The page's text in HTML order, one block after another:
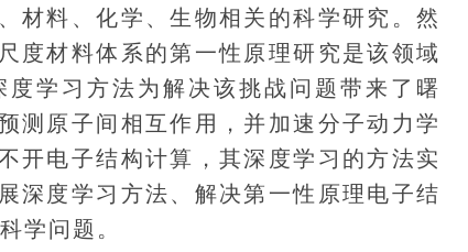
料、化学、生物相关的科学研究。然
度材料体系的第一性原理研究是该领域
学习方法为解决该挑战问题带来了曙
测原子间相互作用，并加速分子动力学
开电子结构计算，其深度学习的方法实
深度学习方法、解决第一性原理电子结
学问题。